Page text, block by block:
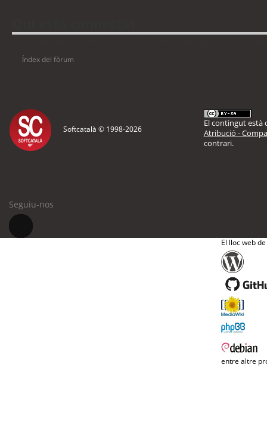
Índex del fòrum
Softcatalà © 1998-2026
El contingut està
Atribució -
contrari.
Seguiu-nos
El lloc web
entre altre